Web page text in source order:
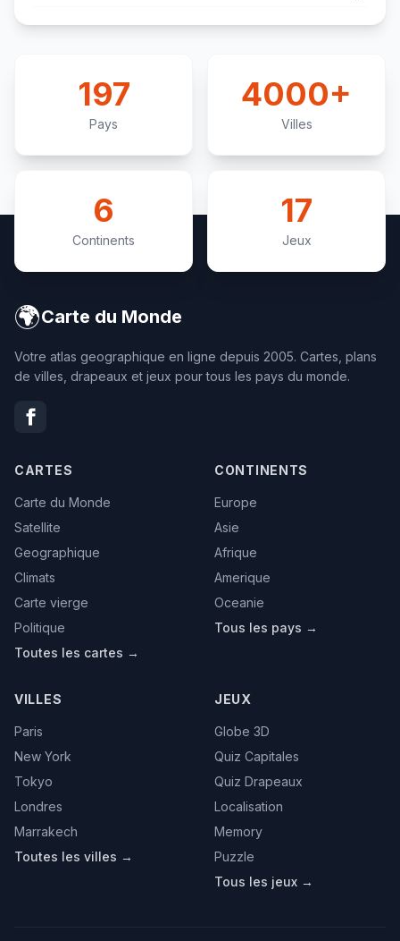
197
Pays
4000+
Villes
6
Continents
17
Jeux
🌍Carte du Monde
Votre atlas geographique en ligne depuis 2005. Cartes, plans
de villes, drapeaux et jeux pour tous les pays du monde.
CARTES
Carte du Monde
Satellite
Geographique
Climats
Carte vierge
Politique
Toutes les cartes →
CONTINENTS
Europe
Asie
Afrique
Amerique
Oceanie
Tous les pays →
VILLES
Paris
New York
Tokyo
Londres
Marrakech
Toutes les villes →
JEUX
Globe 3D
Quiz Capitales
Quiz Drapeaux
Localisation
Memory
Puzzle
Tous les jeux →